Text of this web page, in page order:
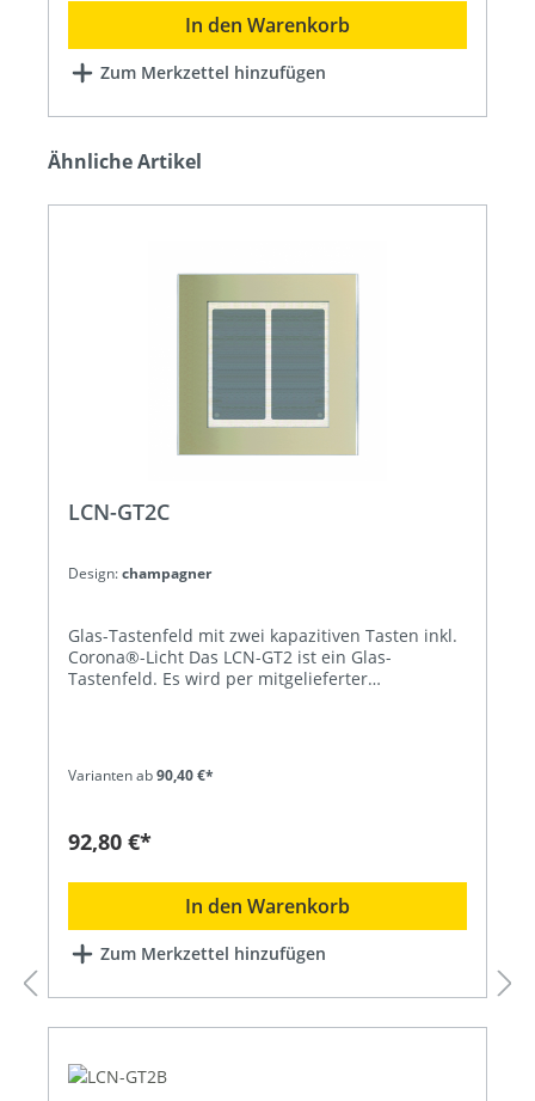
Hintergrundbeleuchtung und vor allem der
Corona®-Lichtkranz der LCN-GT Tastsensoren
zur Verfügung.Die I-Anschlussleitung kann per
LCN-IV auf bis zu 50 m für alle Teilstrecken
Leitungstyp ist > 0,5 mm2 bzw. 0,8 mm Ø. Der
Tastern darf nicht länger als 20 m sein. Es dürfen
angeschlossen werden.Produktdetails
In den Warenkorb
Zum Merkzettel hinzufügen
Ähnliche Artikel
LCN-GT2C
Design:champagner
Glas-Tastenfeld mit zwei kapazitiven Tasten inkl.
Corona®-Licht Das LCN-GT2 ist ein Glas-
Tastenfeld. Es wird per mitgelieferter
LCN-Moduls ab Version 140719 (Juli 2010).Die
zwei kapazitiv arbeitenden Sensorflächen sind
angeordnet. Eine leichte Berührung der
Oberfläche genügt, um Funktionen auszulösen.
informiert über den aktuellen Status beliebiger
Aktoren oder Sensoren im Gebäude. Dabei sind
vier Zustände möglich.Zusätzlich bietet das LCN-
GT2 einen Corona®-Lichtkranz mit weißen LEDs
und eine Hinterleuchtung der Tasten (LCN-NUI
erforderlich). So lässt sich das LCN-GT2 auch bei
bedienen. Die individuellen Beschriftungen für
das LCN-GT2 werden auf eine Folie oder Papier
Varianten ab90,40 €*
92,80 €*
In den Warenkorb
Zum Merkzettel hinzufügen